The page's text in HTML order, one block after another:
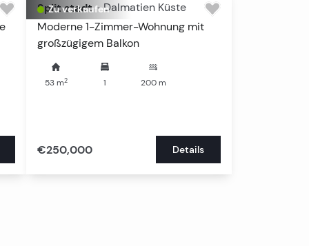
Zu verkaufen
Split stadt - Dalmatien Küste
Moderne 1-Zimmer-Wohnung mit
großzügigem Balkon
53m2 1 200m
€250,000 Details